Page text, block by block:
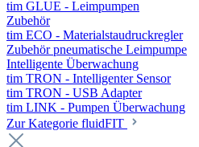
tim GLUE - Leimpumpen
Zubehör
tim ECO - Materialstaudruckregler
Zubehör pneumatische Leimpumpe
Intelligente Überwachung
tim TRON - Intelligenter Sensor
tim TRON - USB Adapter
tim LINK - Pumpen Überwachung
Zur Kategorie fluidFIT